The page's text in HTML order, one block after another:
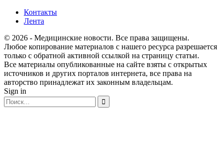
Контакты
Лента
© 2026 - Медицинские новости. Все права защищены.
Любое копирование материалов с нашего ресурса разрешается
только с обратной активной ссылкой на страницу статьи.
Все материалы опубликованные на сайте взяты с открытых
источников и других порталов интернета, все права на
авторство принадлежат их законным владельцам.
Sign in